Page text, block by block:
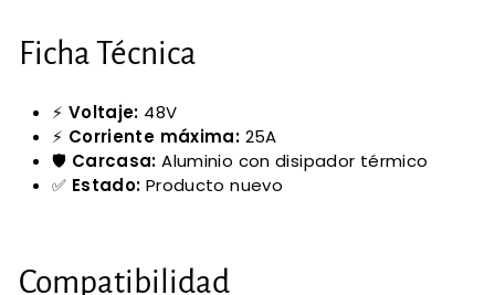
Ficha Técnica
⚡ Voltaje: 48V
⚡ Corriente máxima: 25A
🛡️ Carcasa: Aluminio con disipador térmico
✅ Estado: Producto nuevo
Compatibilidad